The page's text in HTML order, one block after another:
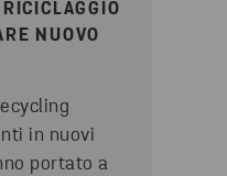
NUOVO
in nuovi
portato a